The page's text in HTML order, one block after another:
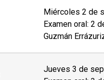
Miércoles 2 de
Examen oral: 2
Guzmán
Jueves 3 de